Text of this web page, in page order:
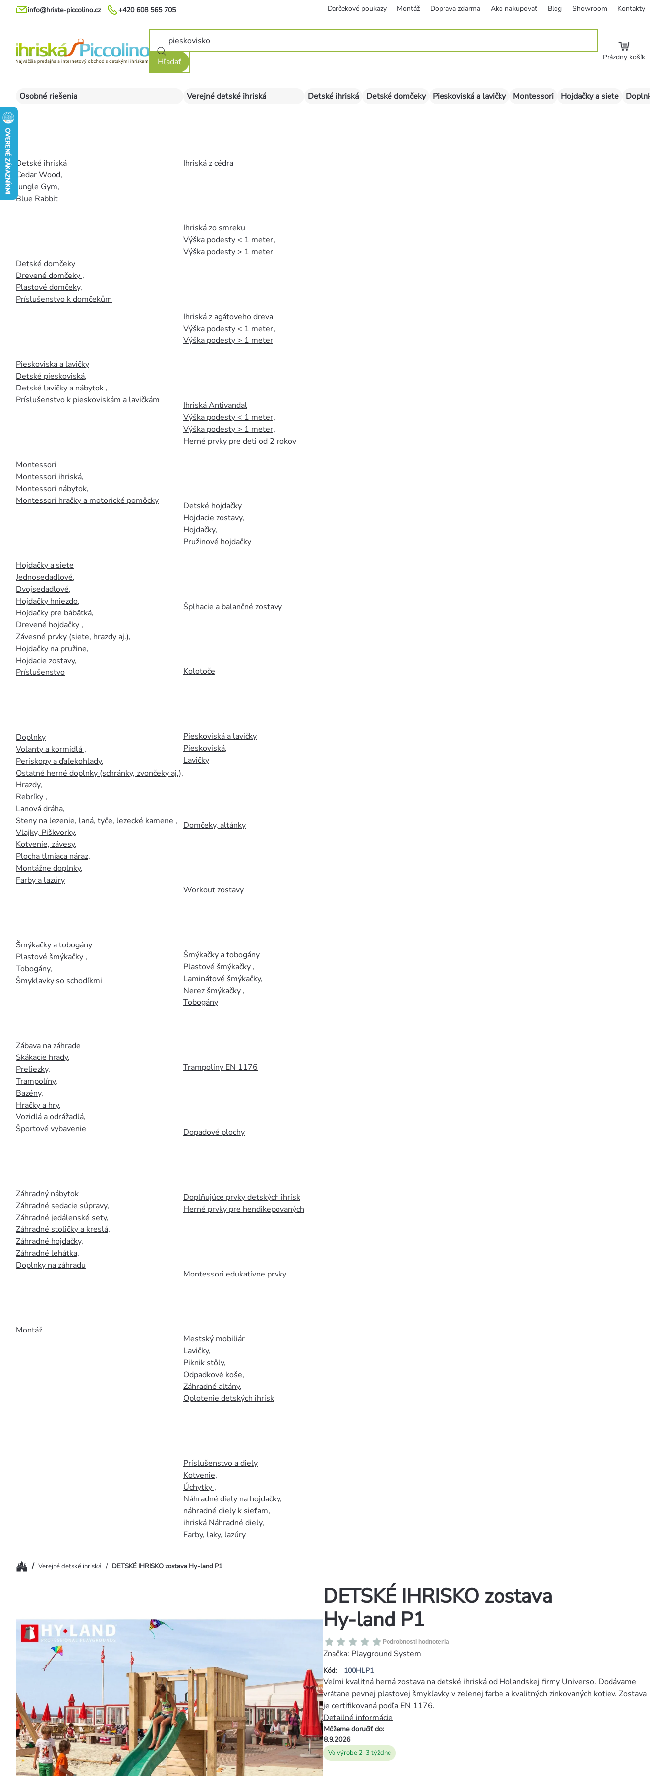
Prejsť
+420 608 565 705
info@hriste-piccolino.cz Darčekové poukazy Montáž Doprava zdarma Ako nakupovať Blog Showroom Kontakty
Hľadať Prázdny košík
Osobné riešenia
Detské ihriská
Cedar Wood,
Jungle Gym,
Blue Rabbit
Detské domčeky
Drevené domčeky ,
Plastové domčeky,
Príslušenstvo k domčekům
Pieskoviská a lavičky
Detské pieskoviská,
Detské lavičky a nábytok ,
Príslušenstvo k pieskoviskám a lavičkám
Montessori
Montessori ihriská,
Montessori nábytok,
Montessori hračky a motorické pomôcky
Hojdačky a siete
Jednosedadlové,
Dvojsedadlové,
Hojdačky hniezdo,
Hojdačky pre bábätká,
Drevené hojdačky ,
Závesné prvky (siete, hrazdy aj.),
Hojdačky na pružine,
Hojdacie zostavy,
Príslušenstvo
Doplnky
Volanty a kormidlá ,
Periskopy a ďaľekohlady,
Ostatné herné doplnky (schránky, zvončeky aj.),
Hrazdy,
Rebríky ,
Lanová dráha,
Steny na lezenie, laná, tyče, lezecké kamene ,
Vlajky, Piškvorky,
Kotvenie, závesy,
Plocha tlmiaca náraz,
Montážne doplnky,
Farby a lazúry
Šmýkačky a tobogány
Plastové šmýkačky ,
Tobogány,
Šmyklavky so schodíkmi
Zábava na záhrade
Skákacie hrady,
Preliezky,
Trampolíny,
Bazény,
Hračky a hry,
Vozidlá a odrážadlá,
Športové vybavenie
Záhradný nábytok
Záhradné sedacie súpravy,
Záhradné jedálenské sety,
Záhradné stoličky a kreslá,
Záhradné hojdačky,
Záhradné lehátka,
Doplnky na záhradu
Montáž
Verejné detské ihriská
Ihriská z cédra
Ihriská zo smreku
Výška podesty < 1 meter,
Výška podesty > 1 meter
Ihriská z agátoveho dreva
Výška podesty < 1 meter,
Výška podesty > 1 meter
Ihriská Antivandal
Výška podesty < 1 meter,
Výška podesty > 1 meter,
Herné prvky pre deti od 2 rokov
Detské hojdačky
Hojdacie zostavy,
Hojdačky,
Pružinové hojdačky
Šplhacie a balančné zostavy
Kolotoče
Pieskoviská a lavičky
Pieskoviská,
Lavičky
Domčeky, altánky
Workout zostavy
Šmýkačky a tobogány
Plastové šmýkačky ,
Laminátové šmýkačky,
Nerez šmýkačky ,
Tobogány
Trampolíny EN 1176
Dopadové plochy
Doplňujúce prvky detských ihrísk
Herné prvky pre hendikepovaných
Montessori edukatívne prvky
Mestský mobiliár
Lavičky,
Piknik stôly,
Odpadkové koše,
Záhradné altány,
Oplotenie detských ihrísk
Príslušenstvo a diely
Kotvenie,
Úchytky ,
Náhradné diely na hojdačky,
náhradné diely k sieťam,
ihriská Náhradné diely,
Farby, laky, lazúry
Detské ihriská Detské domčeky Pieskoviská a lavičky Montessori Hojdačky a siete Doplnky
Domov
/ Verejné detské ihriská / DETSKÉ IHRISKO zostava Hy-land P1
DETSKÉ IHRISKO zostava
Hy-land P1
Kód: 100HLP1
Priemerné
hodnotenie
produktu
je
0,0
z
5
hviezdičiek.
Podrobnosti hodnotenia
Značka: Playground System
Vo výrobe 2-3 týždne
Môžeme doručiť do:
8.9.2026
Veľmi kvalitná herná zostava nadetské ihriskáod Holandskej firmy Universo. Dodávame
vrátane pevnej plastovej šmykľavky v zelenej farbe a kvalitných zinkovaných kotiev. Zostava
je certifikovaná podľa EN 1176.
Detailné informácie